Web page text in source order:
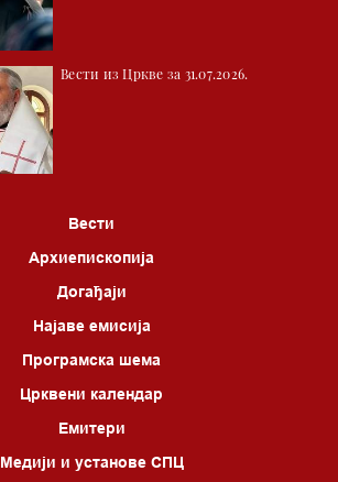
Вести из Цркве за 31.07.2026.
Вести
Архиепископија
Догађаји
Најаве емисија
Програмска шема
Црквени календар
Емитери
Медији и установе СПЦ